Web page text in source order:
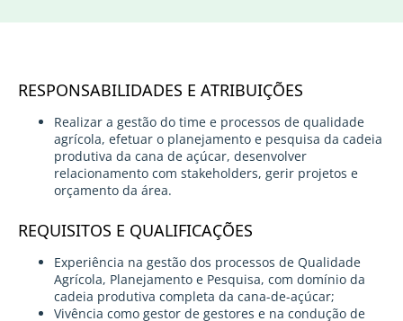
RESPONSABILIDADES E ATRIBUIÇÕES
Realizar a gestão do time e processos de qualidade
agrícola, efetuar o planejamento e pesquisa da cadeia
produtiva da cana de açúcar, desenvolver
relacionamento com stakeholders, gerir projetos e
orçamento da área.
REQUISITOS E QUALIFICAÇÕES
Experiência na gestão dos processos de Qualidade
Agrícola, Planejamento e Pesquisa, com domínio da
cadeia produtiva completa da cana-de-açúcar;
Vivência como gestor de gestores e na condução de